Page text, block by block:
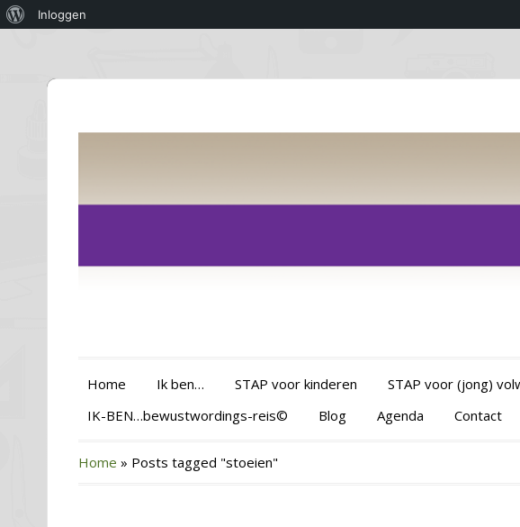
Home Ik ben… STAP voor kinderen STAP voor (jong)
IK-BEN…bewustwordings-reis©
Blog Agenda Contact
Home » Posts tagged "stoeien"
Over
Inloggen